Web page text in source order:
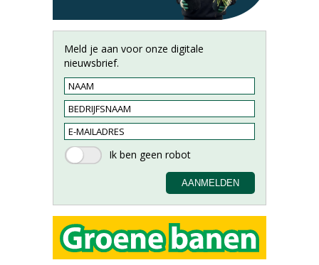
Meld je aan voor onze digitale
nieuwsbrief.